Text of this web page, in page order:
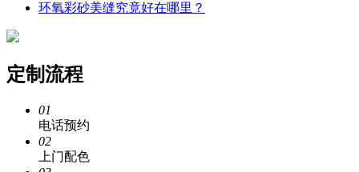
环氧彩砂美缝究竟好在哪里？
定制流程
01
电话预约
02
上门配色